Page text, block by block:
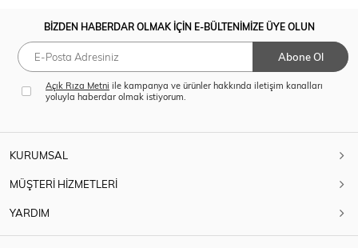
BİZDEN HABERDAR OLMAK İÇİN E-BÜLTENİMİZE ÜYE OLUN
Abone Ol
Açık Rıza Metni ile kampanya ve ürünler hakkında iletişim kanalları
yoluyla haberdar olmak istiyorum.
KURUMSAL
MÜŞTERİ HİZMETLERİ
YARDIM